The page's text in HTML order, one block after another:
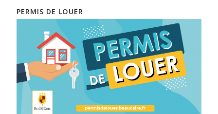
PERMIS DE LOUER